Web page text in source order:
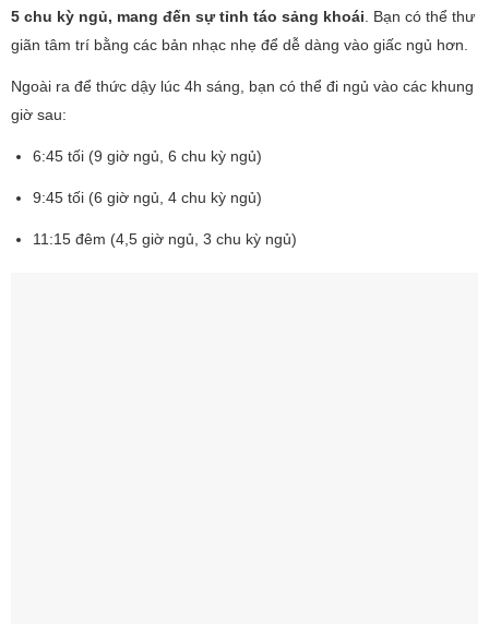
5 chu kỳ ngủ, mang đến sự tỉnh táo sảng khoái . Bạn có thể thư
giãn tâm trí bằng các bản nhạc nhẹ để dễ dàng vào giấc ngủ hơn.
Ngoài ra để thức dậy lúc 4h sáng, bạn có thể đi ngủ vào các khung
giờ sau:
6:45 tối (9 giờ ngủ, 6 chu kỳ ngủ)
9:45 tối (6 giờ ngủ, 4 chu kỳ ngủ)
11:15 đêm (4,5 giờ ngủ, 3 chu kỳ ngủ)